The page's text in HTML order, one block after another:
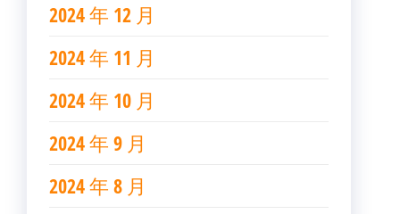
2024 年 12 月
2024 年 11 月
2024 年 10 月
2024 年 9 月
2024 年 8 月